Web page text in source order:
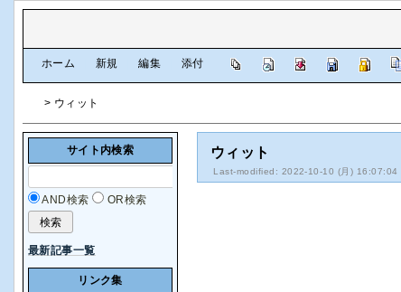
ホーム 新規 編集 添付
> ウィット
ウィット
Last-modified: 2022-10-10 (月) 16:07:04
サイト内検索
AND検索 OR検索
最新記事一覧
リンク集